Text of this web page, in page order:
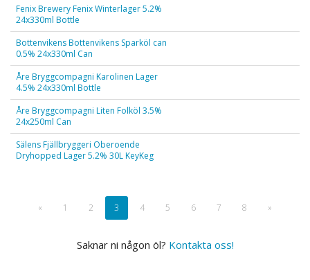
Fenix Brewery Fenix Winterlager 5.2%
24x330ml Bottle
Bottenvikens Bottenvikens Sparköl can
0.5% 24x330ml Can
Åre Bryggcompagni Karolinen Lager
4.5% 24x330ml Bottle
Åre Bryggcompagni Liten Folköl 3.5%
24x250ml Can
Sälens Fjällbryggeri Oberoende
Dryhopped Lager 5.2% 30L KeyKeg
« 1 2 3 4 5 6 7 8 »
Saknar ni någon öl? Kontakta oss!